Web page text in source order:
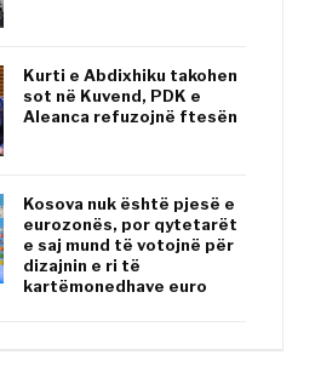
Kurti e Abdixhiku takohen
sot në Kuvend, PDK e
Aleanca refuzojnë ftesën
Kosova nuk është pjesë e
eurozonës, por qytetarët
e saj mund të votojnë për
dizajnin e ri të
kartëmonedhave euro